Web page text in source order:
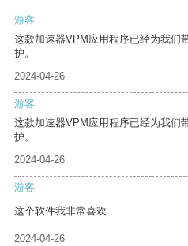
游客
这款加速器VPM应用程序已经为我们
护。
2024-04-26
游客
这款加速器VPM应用程序已经为我们
护。
2024-04-26
游客
这个软件我非常喜欢
2024-04-26